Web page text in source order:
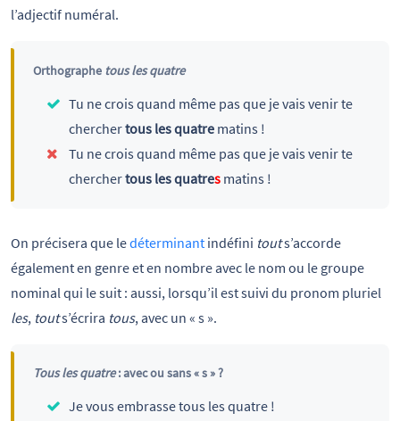
l’adjectif numéral.
Orthographe tous les quatre
Tu ne crois quand même pas que je vais venir te
cherchertous les quatrematins !
Tu ne crois quand même pas que je vais venir te
cherchertous les quatresmatins !
On précisera que ledéterminant indéfini touts’accorde
également en genre et en nombre avec le nom ou le groupe
nominal qui le suit : aussi, lorsqu’il est suivi du pronom pluriel
les, touts’écrira tous, avec un « s ».
Tous les quatre: avec ou sans « s » ?
Je vous embrasse tous les quatre !